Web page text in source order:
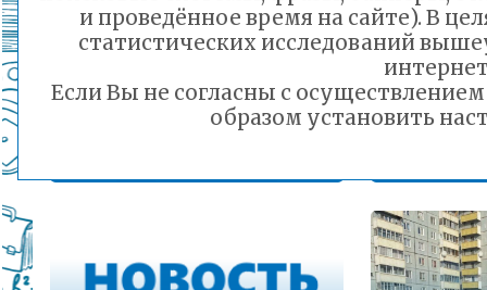
малоимущих семей
Подробнее...
Горячая линия по вопросам школьного
дошкольного образования и тел 32-41-13
Тарас Метельский
выступил спикером
карьерном форуме в
Чите
стал
и проведённое время на сайте). В
статистических исследований
Если Вы не согласны с
образом установить